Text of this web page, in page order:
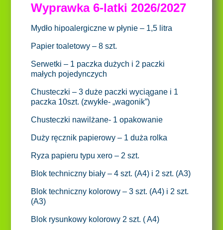
Wyprawka 6-latki 2026/2027
Mydło hipoalergiczne w płynie – 1,5 litra
Papier toaletowy – 8 szt.
Serwetki – 1 paczka dużych i 2 paczki
małych pojedynczych
Chusteczki – 3 duże paczki wyciągane i 1
paczka 10szt. (zwykłe- „wagonik”)
Chusteczki nawilżane- 1 opakowanie
Duży ręcznik papierowy – 1 duża rolka
Ryza papieru typu xero – 2 szt.
Blok techniczny biały – 4 szt. (A4) i 2 szt. (A3)
Blok techniczny kolorowy – 3 szt. (A4) i 2 szt.
(A3)
Blok rysunkowy kolorowy 2 szt. ( A4)